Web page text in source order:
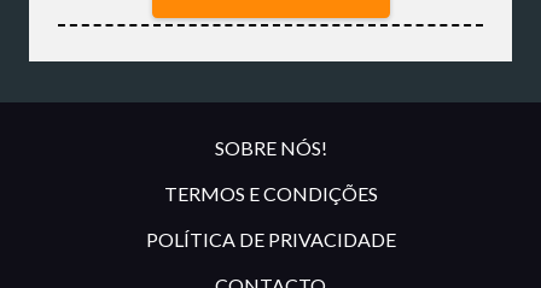
SOBRE NÓS!
TERMOS E CONDIÇÕES
POLÍTICA DE PRIVACIDADE